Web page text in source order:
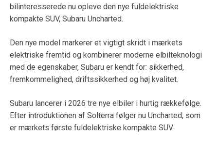
bilinteresserede nu opleve den nye fuldelektriske
kompakte SUV, Subaru Uncharted.
Den nye model markerer et vigtigt skridt i mærkets
elektriske fremtid og kombinerer moderne elbilteknologi
med de egenskaber, Subaru er kendt for: sikkerhed,
fremkommelighed, driftssikkerhed og høj kvalitet.
Subaru lancerer i 2026 tre nye elbiler i hurtig rækkefølge.
Efter introduktionen af Solterra følger nu Uncharted, som
er mærkets første fuldelektriske kompakte SUV.